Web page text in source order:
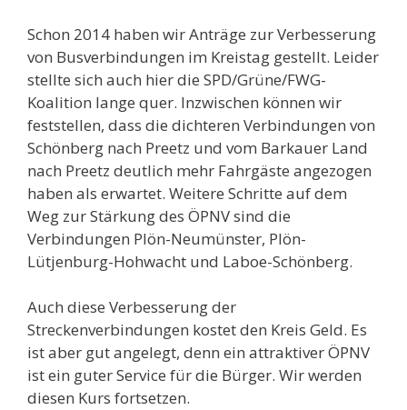
Schon 2014 haben wir Anträge zur Verbesserung
von Busverbindungen im Kreistag gestellt. Leider
stellte sich auch hier die SPD/Grüne/FWG-
Koalition lange quer. Inzwischen können wir
feststellen, dass die dichteren Verbindungen von
Schönberg nach Preetz und vom Barkauer Land
nach Preetz deutlich mehr Fahrgäste angezogen
haben als erwartet. Weitere Schritte auf dem
Weg zur Stärkung des ÖPNV sind die
Verbindungen Plön-Neumünster, Plön-
Lütjenburg-Hohwacht und Laboe-Schönberg.
Auch diese Verbesserung der
Streckenverbindungen kostet den Kreis Geld. Es
ist aber gut angelegt, denn ein attraktiver ÖPNV
ist ein guter Service für die Bürger. Wir werden
diesen Kurs fortsetzen.